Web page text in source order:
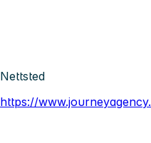
Nettsted
https://